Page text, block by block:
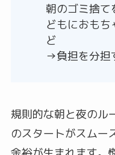
朝のゴミ捨て
どもにおも
ど
→負担を分担
規則的な朝と夜のル
のスタートがスムー